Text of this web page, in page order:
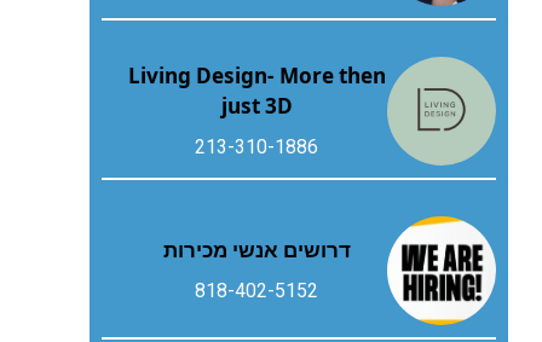
Living Design- More then
just 3D
213-310-1886
דרושים אנשי מכירות
818-402-5152